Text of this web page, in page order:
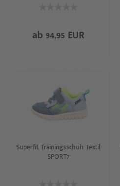
ab 94,95 EUR
Superfit Trainingsschuh Textil
SPORT7